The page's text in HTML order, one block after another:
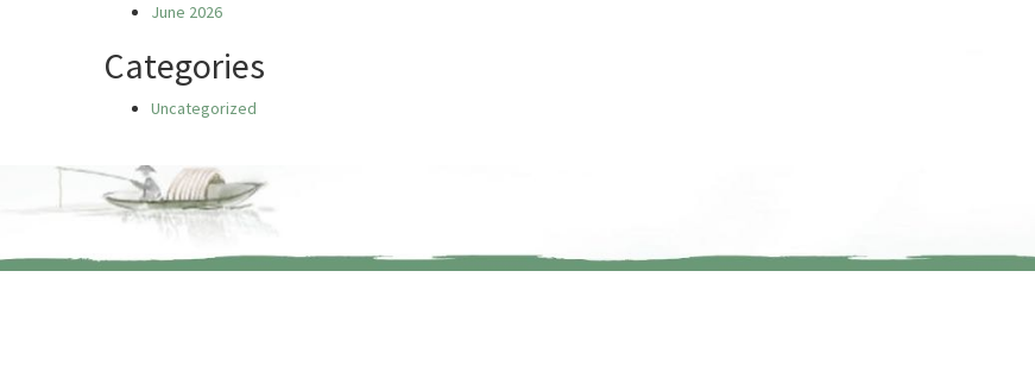
June 2026
Categories
Uncategorized